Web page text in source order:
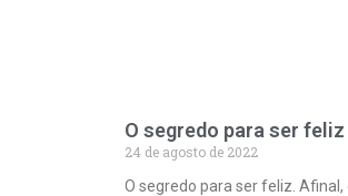
O segredo para ser feliz
24 de agosto de 2022
O segredo para ser feliz.